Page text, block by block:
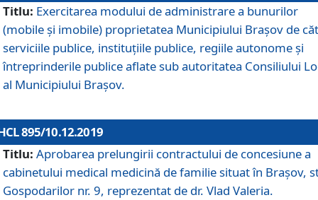
Titlu: Exercitarea modului de administrare a bunurilor
(mobile și imobile) proprietatea Municipiului Brașov de
serviciile publice, instituțiile publice, regiile autonome și
întreprinderile publice aflate sub autoritatea Consiliului
al Municipiului Brașov.
895/10.12.2019
Titlu: Aprobarea prelungirii contractului de concesiune a
cabinetului medical medicină de familie situat în Braşov,
Gospodarilor nr. 9, reprezentat de dr. Vlad Valeria.